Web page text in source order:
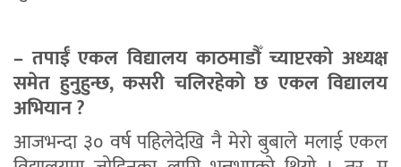
– तपाईँ एकल विद्यालय काठमाडौँ च्याप्टरको अध्यक्ष
समेत हुनुहुन्छ, कसरी चलिरहेको छ एकल विद्यालय
अभियान ?
आजभन्दा ३० वर्ष पहिलेदेखि नै मेरो बुबाले मलाई एकल